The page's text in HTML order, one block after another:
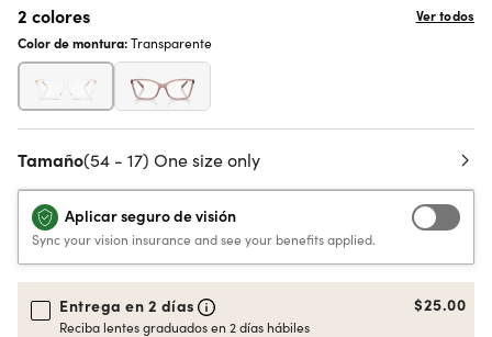
2 colores
Ver todos
Color de montura:Transparente
Tamaño(54 - 17) One size only
Aplicar seguro de visión
Sync your vision insurance and see your benefits applied.
Entrega en 2 días
Reciba lentes graduados en 2 días hábiles
$25.00